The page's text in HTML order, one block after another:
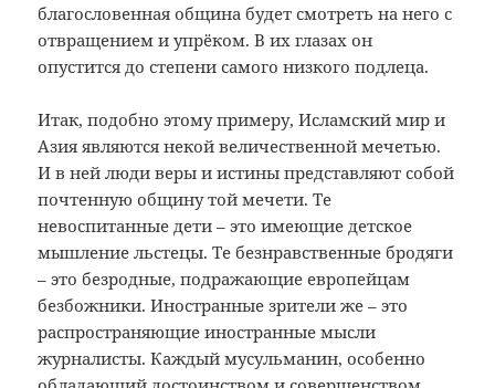
благословенная община будет смотреть на него с
отвращением и упрёком. В их глазах он
опустится до степени самого низкого подлеца.
Итак, подобно этому примеру, Исламский мир и
Азия являются некой величественной мечетью.
И в ней люди веры и истины представляют собой
почтенную общину той мечети. Те
невоспитанные дети – это имеющие детское
мышление льстецы. Те безнравственные бродяги
– это безродные, подражающие европейцам
безбожники. Иностранные зрители же – это
распространяющие иностранные мысли
журналисты. Каждый мусульманин, особенно